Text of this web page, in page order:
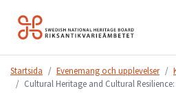
Hoppa
till
Startsida Evenemang och upplevelser
Cultural Heritage and Cultural